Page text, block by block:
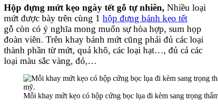
Hộp đựng mứt kẹo ngày tết gỗ tự nhiên, Nhiều loại
mứt được bày trên cùng 1 hộp đựng bánh kẹo tết
gỗ còn có ý nghĩa mong muốn sự hòa hợp, sum họp
đoàn viên. Trên khay bánh mứt cũng phải đủ các loại
thành phần từ mứt, quả khô, các loại hạt…, đủ cả các
loại màu sắc vàng, đỏ,…
Mỗi khay mứt kẹo có hộp cứng bọc lụa đi kèm sang trọng